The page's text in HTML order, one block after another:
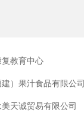
教育中心
）果汁食品有限公司
天诚贸易有限公司